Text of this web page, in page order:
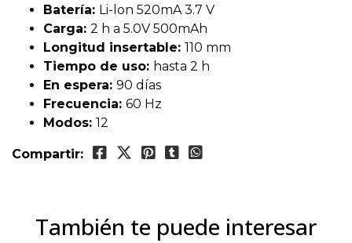
Batería: Li-lon 520mA 3.7 V
Carga: 2 h a 5.0V 500mAh
Longitud insertable: 110 mm
Tiempo de uso: hasta 2 h
En espera: 90 días
Frecuencia: 60 Hz
Modos: 12
Compartir:
También te puede interesar